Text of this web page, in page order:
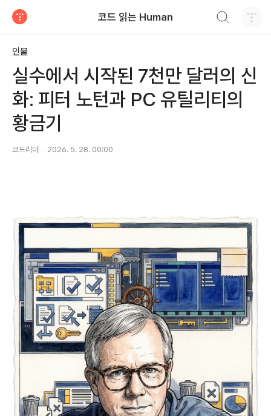
코드 읽는 Human
인물
실수에서 시작된 7천만 달러의 신
화: 피터 노턴과 PC 유틸리티의
황금기
코드리더 2026. 5. 28. 00:00